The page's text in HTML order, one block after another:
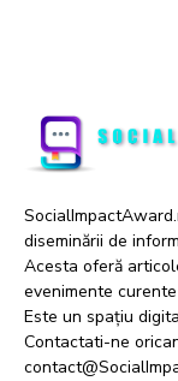
diseminării de
Acesta oferă
evenimente
Este un spațiu
Contactati-ne